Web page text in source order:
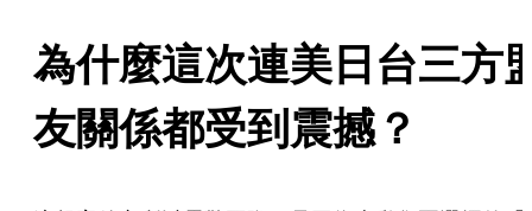
為什麼這次連美日台三方
友關係都受到震撼？